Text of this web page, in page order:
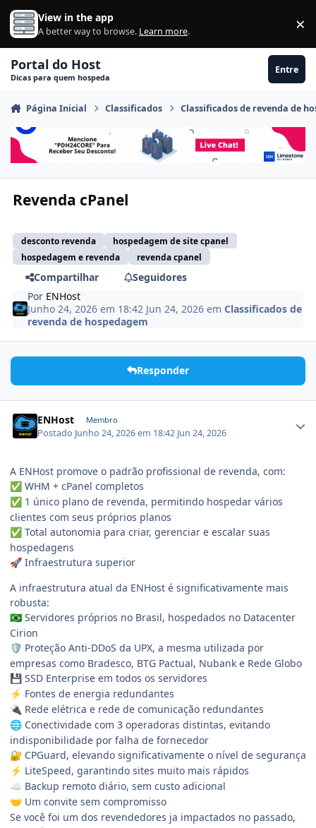
Ir para conteúdo
View in the app
A better way to browse. Learn more. ×
Portal do Host
Dicas para quem hospeda
Entre
Página Inicial Classificados Classificados de revenda de
Revenda cPanel
desconto revenda
hospedagem de site cpanel
hospedagem e revenda
revenda cpanel
Compartilhar
Seguidores
Por ENHost
Junho 24, 2026 em 18:42 Jun 24, 2026 emClassificados de
revenda de hospedagem
Responder
ENHost Membro
Postado Junho 24, 2026 em 18:42 Jun 24, 2026
A ENHost promove o padrão profissional de revenda, com:
✅ WHM + cPanel completos
✅ 1 único plano de revenda, permitindo hospedar vários
clientes com seus próprios planos
✅ Total autonomia para criar, gerenciar e escalar suas
hospedagens
🚀 Infraestrutura superior
A infraestrutura atual da ENHost é significativamente mais
robusta:
🇧🇷 Servidores próprios no Brasil, hospedados no Datacenter
Cirion
🛡️ Proteção Anti-DDoS da UPX, a mesma utilizada por
empresas como Bradesco, BTG Pactual, Nubank e Rede Globo
💾 SSD Enterprise em todos os servidores
⚡ Fontes de energia redundantes
🔌 Rede elétrica e rede de comunicação redundantes
🌐 Conectividade com 3 operadoras distintas, evitando
indisponibilidade por falha de fornecedor
🔐 CPGuard, elevando significativamente o nível de segurança
⚡ LiteSpeed, garantindo sites muito mais rápidos
☁️ Backup remoto diário, sem custo adicional
🤝 Um convite sem compromisso
Se você foi um dos revendedores ja impactados no passado,